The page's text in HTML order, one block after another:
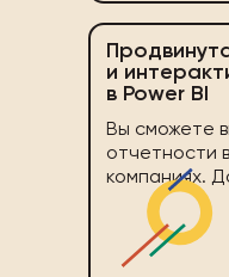
и
в Power BI
Вы сможете
отчетности
компаниях.